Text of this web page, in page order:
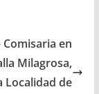
Comisaria en
Milagrosa,
Localidad de